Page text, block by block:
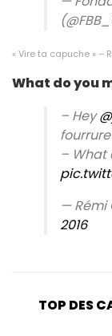
« Vire ta capuche » –
What do you
– Hey
– What
— Rémi
2016
TOP DES